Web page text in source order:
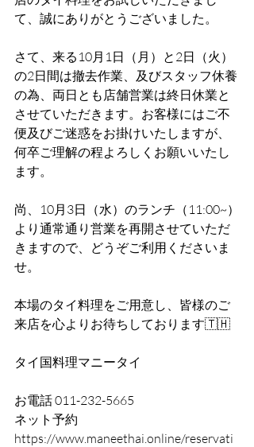
て、誠にありがとうございました。
さて、来る10月1日（月）と2日（火）
の2日間は撤去作業、及びスタッフ休養
の為、両日とも店舗営業は終日休業と
させていただきます。お客様にはご不
便及びご迷惑をお掛けいたしますが、
何卒ご理解の程よろしくお願いいたし
ます。
尚、10月3日（水）のランチ（11:00~）
より通常通り営業を再開させていただ
きますので、どうぞご利用くださいま
せ。
本場のタイ料理をご用意し、皆様のご
来店を心よりお待ちしております🇹🇭
タイ国料理マニータイ
お電話 011-232-5665
ネット予約
https://www.maneethai.online/reservati